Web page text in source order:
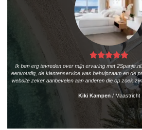
Ik ben erg tevreden over mijn ervaring met
eenvoudig, de klantenservice was behulpzaam en de
website zeker aanbevelen aan anderen die op zoek
Kiki Kampen /Maastricht